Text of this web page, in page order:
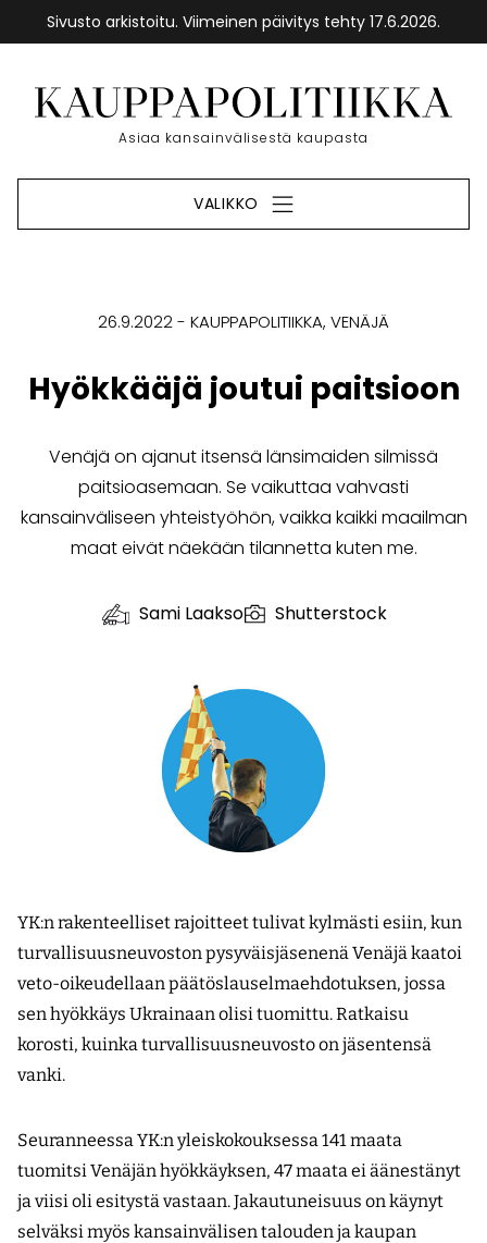
Sivusto arkistoitu. Viimeinen päivitys tehty 17.6.2026.
sisältöön
Etusivu
Asiaa kansainvälisestä kaupasta
VALIKKO
26.9.2022 KAUPPAPOLITIIKKA VENÄJÄ
Hyökkääjä joutui paitsioon
Venäjä on ajanut itsensä länsimaiden silmissä
paitsioasemaan. Se vaikuttaa vahvasti
kansainväliseen yhteistyöhön, vaikka kaikki maailman
maat eivät näekään tilannetta kuten me.
Sami Laakso Shutterstock
YK:n rakenteelliset rajoitteet tulivat kylmästi esiin, kun
turvallisuusneuvoston pysyväisjäsenenä Venäjä kaatoi
veto-oikeudellaan päätöslauselmaehdotuksen, jossa
sen hyökkäys Ukrainaan olisi tuomittu. Ratkaisu
korosti, kuinka turvallisuusneuvosto on jäsentensä
vanki.
Seuranneessa YK:n yleiskokouksessa 141 maata
tuomitsi Venäjän hyökkäyksen, 47 maata ei äänestänyt
ja viisi oli esitystä vastaan. Jakautuneisuus on käynyt
selväksi myös kansainvälisen talouden ja kaupan